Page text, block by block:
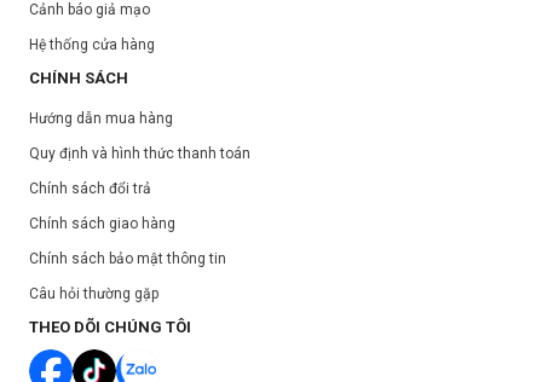
Cảnh báo giả mạo
Hệ thống cửa hàng
CHÍNH SÁCH
Hướng dẫn mua hàng
Quy định và hình thức thanh toán
Chính sách đổi trả
Chính sách giao hàng
Chính sách bảo mật thông tin
Câu hỏi thường gặp
THEO DÕI CHÚNG TÔI